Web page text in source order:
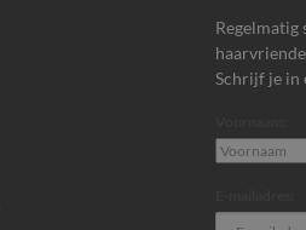
Schrijf je in